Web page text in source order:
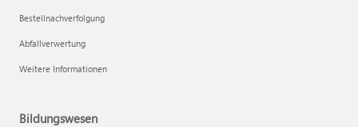
Bestellnachverfolgung
Abfallverwertung
Weitere Informationen
Bildungswesen